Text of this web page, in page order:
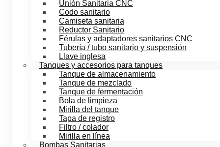
Unión Sanitaria CNC
Codo sanitario
Camiseta sanitaria
Reductor Sanitario
Férulas y adaptadores sanitarios CNC
Tubería / tubo sanitario y suspensión
Llave inglesa
Tanques y accesorios para tanques
Tanque de almacenamiento
Tanque de mezclado
Tanque de fermentación
Bola de limpieza
Mirilla del tanque
Tapa de registro
Filtro / colador
Mirilla en línea
Bombas Sanitarias